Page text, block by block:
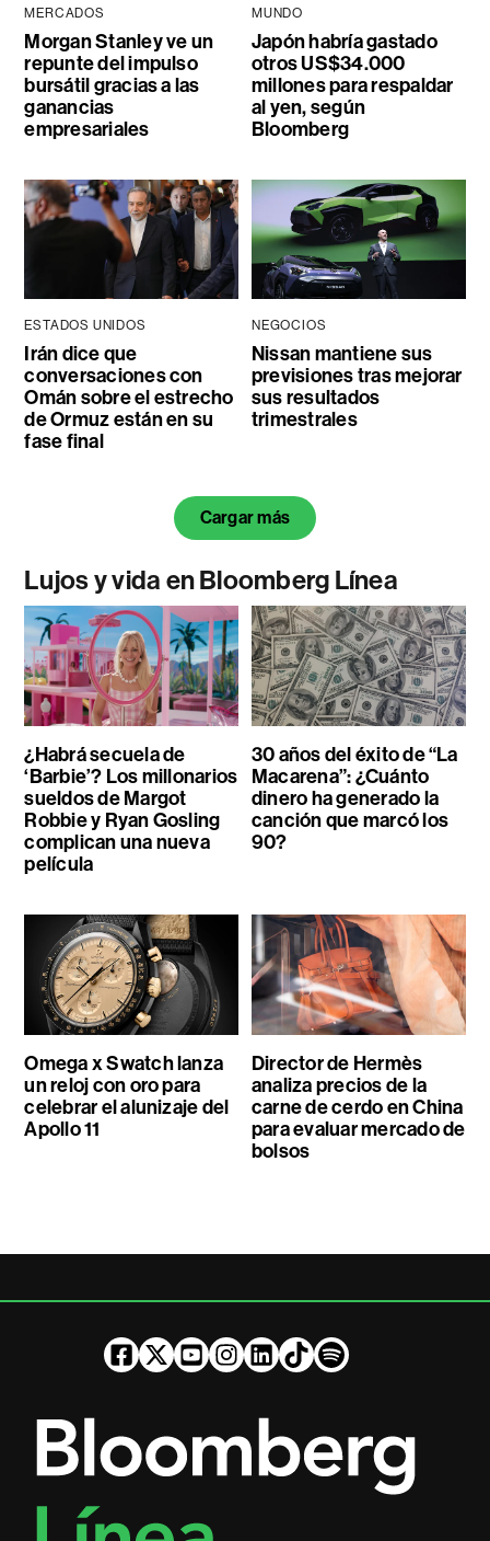
MERCADOS
Morgan Stanley ve un
repunte del impulso
bursátil gracias a las
ganancias
empresariales
MUNDO
Japón habría gastado
otros US$34.000
millones para respaldar
al yen, según
Bloomberg
ESTADOS UNIDOS
Irán dice que
conversaciones con
Omán sobre el estrecho
de Ormuz están en su
fase final
NEGOCIOS
Nissan mantiene sus
previsiones tras mejorar
sus resultados
trimestrales
Cargar más
Lujos y vida en Bloomberg Línea
¿Habrá secuela de
‘Barbie’? Los millonarios
sueldos de Margot
Robbie y Ryan Gosling
complican una nueva
película
30 años del éxito de “La
Macarena”: ¿Cuánto
dinero ha generado la
canción que marcó los
90?
Omega x Swatch lanza
un reloj con oro para
celebrar el alunizaje del
Apollo 11
Director de Hermès
analiza precios de la
carne de cerdo en China
para evaluar mercado de
bolsos